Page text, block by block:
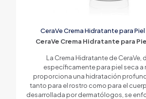
CeraVe Crema Hidratante para Piel
CeraVe Crema Hidratante para
La Crema Hidratante de CeraVe,
específicamente para piel seca a
proporciona una hidratación
tanto para el rostro como para el
desarrollada por dermatólogos, se